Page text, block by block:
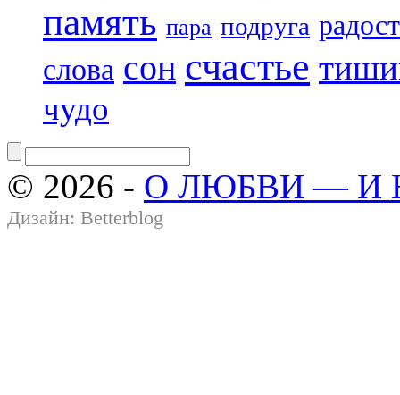
память пара подруга
слова сон счастье
чудо
© 2026 - О ЛЮБВИ — И
Дизайн: Betterblog